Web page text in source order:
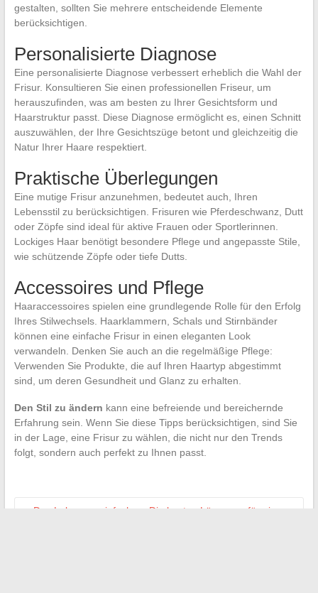
gestalten, sollten Sie mehrere entscheidende Elemente
berücksichtigen.
Personalisierte Diagnose
Eine personalisierte Diagnose verbessert erheblich die Wahl der
Frisur. Konsultieren Sie einen professionellen Friseur, um
herauszufinden, was am besten zu Ihrer Gesichtsform und
Haarstruktur passt. Diese Diagnose ermöglicht es, einen Schnitt
auszuwählen, der Ihre Gesichtszüge betont und gleichzeitig die
Natur Ihrer Haare respektiert.
Praktische Überlegungen
Eine mutige Frisur anzunehmen, bedeutet auch, Ihren
Lebensstil zu berücksichtigen. Frisuren wie Pferdeschwanz, Dutt
oder Zöpfe sind ideal für aktive Frauen oder Sportlerinnen.
Lockiges Haar benötigt besondere Pflege und angepasste Stile,
wie schützende Zöpfe oder tiefe Dutts.
Accessoires und Pflege
Haaraccessoires spielen eine grundlegende Rolle für den Erfolg
Ihres Stilwechsels. Haarklammern, Schals und Stirnbänder
können eine einfache Frisur in einen eleganten Look
verwandeln. Denken Sie auch an die regelmäßige Pflege:
Verwenden Sie Produkte, die auf Ihren Haartyp abgestimmt
sind, um deren Gesundheit und Glanz zu erhalten.
Den Stil zu ändern kann eine befreiende und bereichernde
Erfahrung sein. Wenn Sie diese Tipps berücksichtigen, sind Sie
in der Lage, eine Frisur zu wählen, die nicht nur den Trends
folgt, sondern auch perfekt zu Ihnen passt.
Das Leben vereinfachen: Die besten Lösungen für eine